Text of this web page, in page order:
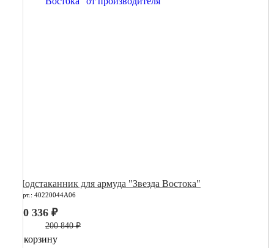
Подстаканник для армуда "Звезда Востока"
Арт.: 40220044А06
80 336 ₽
200 840 ₽
В корзину